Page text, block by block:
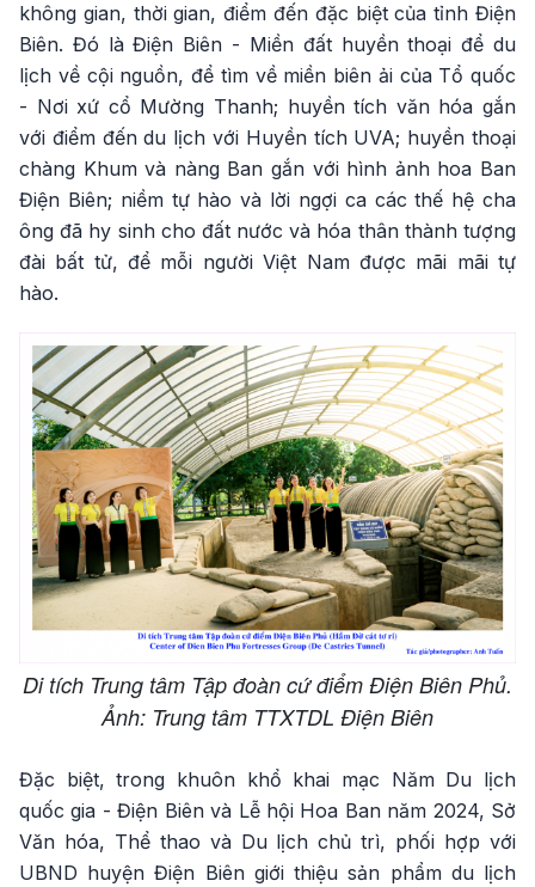
không gian, thời gian, điểm đến đặc biệt của tỉnh Điện
Biên. Đó là Điện Biên - Miền đất huyền thoại để du
lịch về cội nguồn, để tìm về miền biên ải của Tổ quốc
- Nơi xứ cổ Mường Thanh; huyền tích văn hóa gắn
với điểm đến du lịch với Huyền tích UVA; huyền thoại
chàng Khum và nàng Ban gắn với hình ảnh hoa Ban
Điện Biên; niềm tự hào và lời ngợi ca các thế hệ cha
ông đã hy sinh cho đất nước và hóa thân thành tượng
đài bất tử, để mỗi người Việt Nam được mãi mãi tự
hào.
Di tích Trung tâm Tập đoàn cứ điểm Điện Biên Phủ.
Ảnh: Trung tâm TTXTDL Điện Biên
Đặc biệt, trong khuôn khổ khai mạc Năm Du lịch
quốc gia - Điện Biên và Lễ hội Hoa Ban năm 2024, Sở
Văn hóa, Thể thao và Du lịch chủ trì, phối hợp với
UBND huyện Điện Biên giới thiệu sản phẩm du lịch